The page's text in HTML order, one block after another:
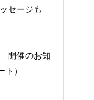
セージもも
開催のお知
）